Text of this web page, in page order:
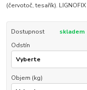
(červotoč, tesařík). LIGNOFIX
Dostupnost
skladem
Odstín
Objem (kg)